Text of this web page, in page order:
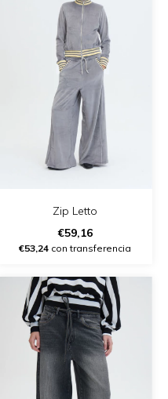
Zip Letto
€59,16
€53,24 con transferencia